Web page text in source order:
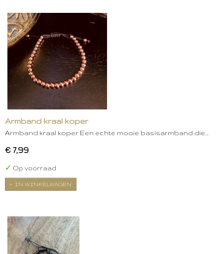
Armband kraal koper
Armband kraal koper Een echte mooie basisarmband die…
€ 7,99
✓ Op voorraad
IN WINKELWAGEN